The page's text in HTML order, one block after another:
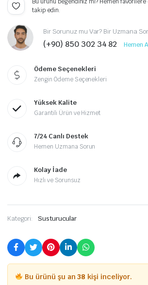
fiyat:
₺2.000,00.
andaki
fiyat:
₺1.660,00.
takip edin.
Bir Sorunuz mu Var? Bir Uzmana
(+90) 850 302 34 82 Hemen
Ödeme Seçenekleri
Zengin Ödeme Seçenekleri
Yüksek Kalite
Garantili Ürün ve Hizmet
7/24 Canlı Destek
Hemen Uzmana Sorun
Kolay İade
Hızlı ve Sorunsuz
Kategori: Susturucular
Bu ürünü şu an38 kişi inceliyor.